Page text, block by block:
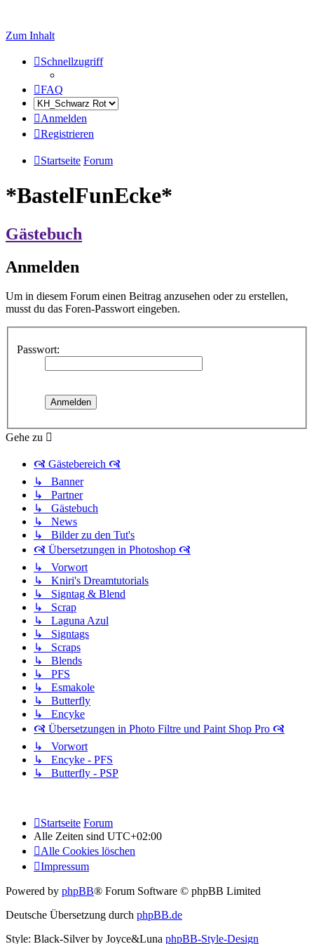
Zum Inhalt
Schnellzugriff
FAQ
Anmelden
Registrieren
Startseite Forum
*BastelFunEcke*
Gästebuch
Anmelden
Um in diesem Forum einen Beitrag anzusehen oder zu erstellen,
musst du das Foren-Passwort eingeben.
Passwort:
Gehe zu
🙧 Gästebereich 🙧
↳ Banner
↳ Partner
↳ Gästebuch
↳ News
↳ Bilder zu den Tut's
🙧 Übersetzungen in Photoshop 🙧
↳ Vorwort
↳ Kniri's Dreamtutorials
↳ Signtag & Blend
↳ Scrap
↳ Laguna Azul
↳ Signtags
↳ Scraps
↳ Blends
↳ PFS
↳ Esmakole
↳ Butterfly
↳ Encyke
🙧 Übersetzungen in Photo Filtre und Paint Shop Pro 🙧
↳ Vorwort
↳ Encyke - PFS
↳ Butterfly - PSP
Startseite Forum
Alle Zeiten sind UTC+02:00
Alle Cookies löschen
Impressum
Powered by phpBB® Forum Software © phpBB Limited
Deutsche Übersetzung durch phpBB.de
Style: Black-Silver by Joyce&Luna phpBB-Style-Design